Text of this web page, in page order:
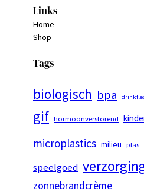
Links
Home
Shop
Tags
biologisch bpa
gif hormoonverstorend
microplastics milieu pfas
speelgoed
zonnebrandcrème